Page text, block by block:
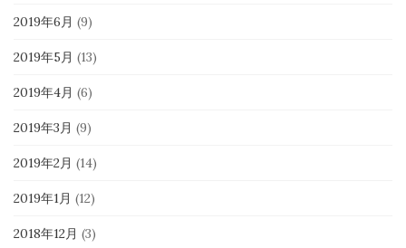
2019年6月 (9)
2019年5月 (13)
2019年4月 (6)
2019年3月 (9)
2019年2月 (14)
2019年1月 (12)
2018年12月 (3)